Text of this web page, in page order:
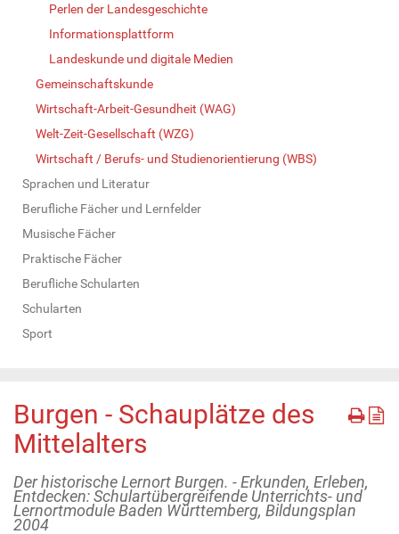
Perlen der Landesgeschichte
Informationsplattform
Landeskunde und digitale Medien
Gemeinschaftskunde
Wirtschaft-Arbeit-Gesundheit (WAG)
Welt-Zeit-Gesellschaft (WZG)
Wirtschaft / Berufs- und Studienorientierung (WBS)
Sprachen und Literatur
Berufliche Fächer und Lernfelder
Musische Fächer
Praktische Fächer
Berufliche Schularten
Schularten
Sport
Burgen - Schauplätze des
Mittelalters
Der historische Lernort Burgen. - Erkunden, Erleben,
Entdecken: Schulartübergreifende Unterrichts- und
Lernortmodule Baden Württemberg, Bildungsplan
2004